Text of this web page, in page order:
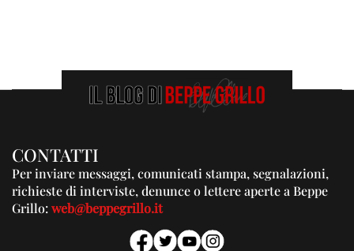
CONTATTI
Per inviare messaggi, comunicati stampa, segnalazioni,
richieste di interviste, denunce o lettere aperte a Beppe
Grillo:web@beppegrillo.it